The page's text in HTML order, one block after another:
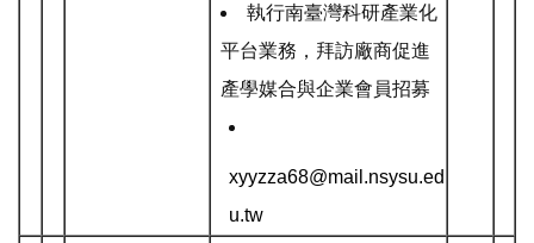
執行南臺灣科研產業化
平台業務，拜訪廠商促進
產學媒合與企業會員招募
xyyzza68@mail.nsysu.ed
u.tw